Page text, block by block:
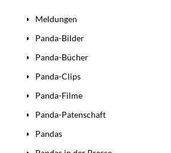
Meldungen
Panda-Bilder
Panda-Bücher
Panda-Clips
Panda-Filme
Panda-Patenschaft
Pandas